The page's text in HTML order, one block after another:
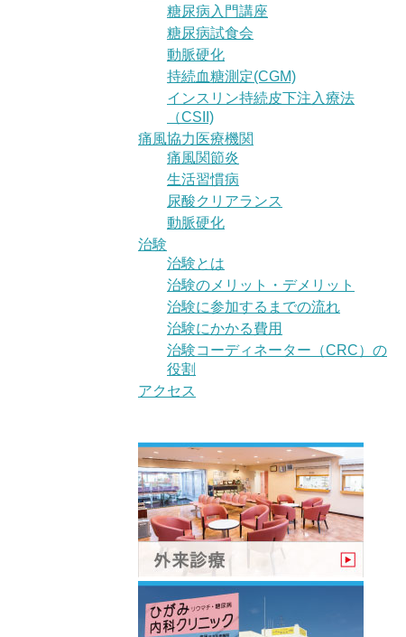
糖尿病入門講座
糖尿病試食会
動脈硬化
持続血糖測定(CGM)
インスリン持続皮下注入療法
（CSII)
痛風協力医療機関
痛風関節炎
生活習慣病
尿酸クリアランス
動脈硬化
治験
治験とは
治験のメリット・デメリット
治験に参加するまでの流れ
治験にかかる費用
治験コーディネーター（CRC）の
役割
アクセス